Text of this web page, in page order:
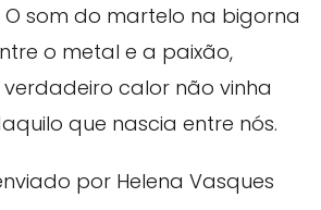
som do martelo na bigorna
o metal e a paixão,
calor não vinha
que nascia entre nós.
por Helena Vasques